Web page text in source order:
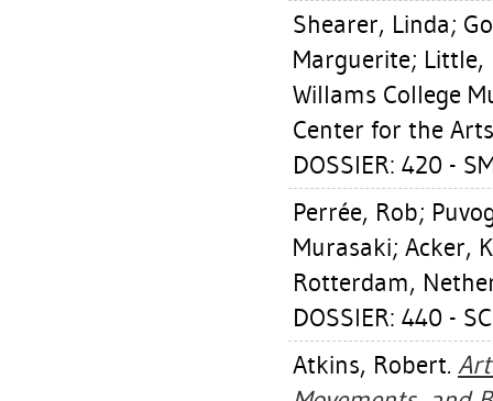
Shearer, Linda;
Marguerite; Little,
Willams College
Center for the
DOSSIER: 420 -
Perrée, Rob;
Murasaki; Acker,
Rotterdam,
DOSSIER: 440 -
Atkins, Robert.